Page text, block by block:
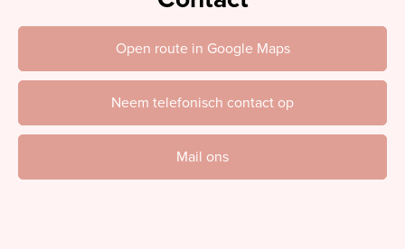
Open route in Google Maps
Neem telefonisch contact op
Mail ons